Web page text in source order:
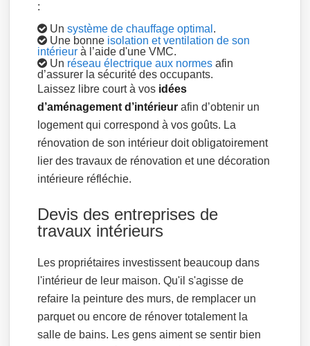
:
Unsystème de chauffage optimal .
Une bonne isolation et ventilation de son
intérieur à l’aide d'une VMC.
Un réseau électrique aux normes afin
d’assurer la sécurité des occupants.
Laissez libre court à vos idées
d’aménagement d’intérieur afin d’obtenir un
logement qui correspond à vos goûts. La
rénovation de son intérieur doit obligatoirement
lier des travaux de rénovation et une décoration
intérieure réfléchie.
Devis des entreprises de
travaux intérieurs
Les propriétaires investissent beaucoup dans
l'intérieur de leur maison. Qu'il s'agisse de
refaire la peinture des murs, de remplacer un
parquet ou encore de rénover totalement la
salle de bains. Les gens aiment se sentir bien